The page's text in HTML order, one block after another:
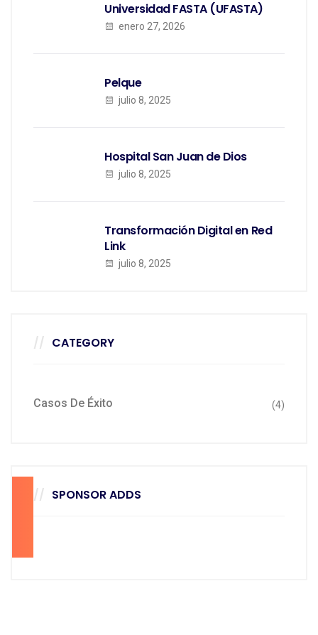
Universidad FASTA (UFASTA)
enero 27, 2026
Pelque
julio 8, 2025
Hospital San Juan de Dios
julio 8, 2025
Transformación Digital en Red
Link
julio 8, 2025
CATEGORY
Casos De Éxito (4)
SPONSOR ADDS